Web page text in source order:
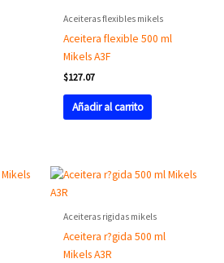
Aceiteras flexibles mikels
Aceitera flexible 500 ml
Mikels A3F
$127.07
Añadir al carrito
Aceiteras rigidas mikels
Aceitera r?gida 500 ml
Mikels A3R